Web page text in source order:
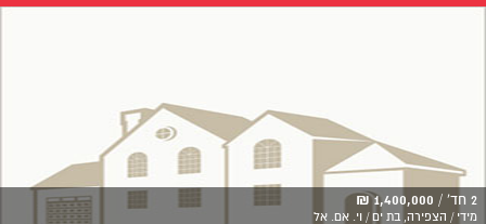
2 חד' / 1,400,000 ₪
מידי / הצפירה, בת ים / וי. אם. אל